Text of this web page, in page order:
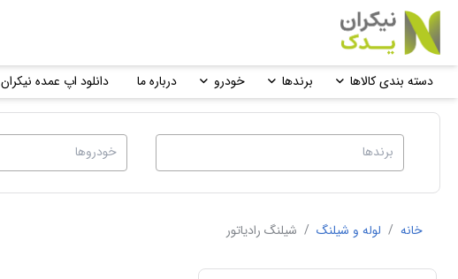
دسته بندی کالاها برندها خودرو درباره ما دانلود اپ عمده نیکران
خانه / لوله و شیلنگ / شیلنگ رادیاتور